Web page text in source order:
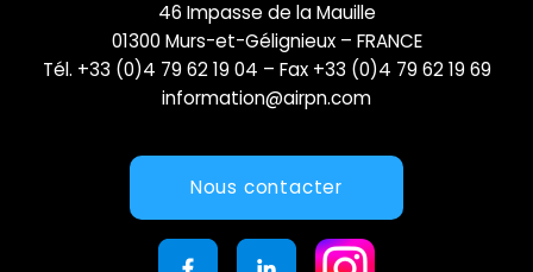
46 Impasse de la Mauille
01300 Murs-et-Gélignieux – FRANCE
Tél. +33 (0)4 79 62 19 04 – Fax +33 (0)4 79 62 19 69
information@airpn.com
Nous contacter